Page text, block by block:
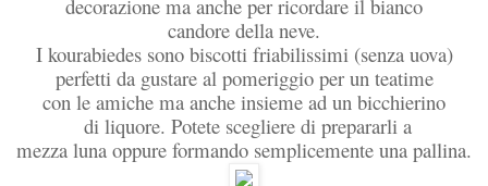
decorazione ma anche per ricordare il bianco
candore della neve.
I kourabiedes sono biscotti friabilissimi (senza uova)
perfetti da gustare al pomeriggio per un teatime
con le amiche ma anche insieme ad un bicchierino
di liquore. Potete scegliere di prepararli a
mezza luna oppure formando semplicemente una pallina.